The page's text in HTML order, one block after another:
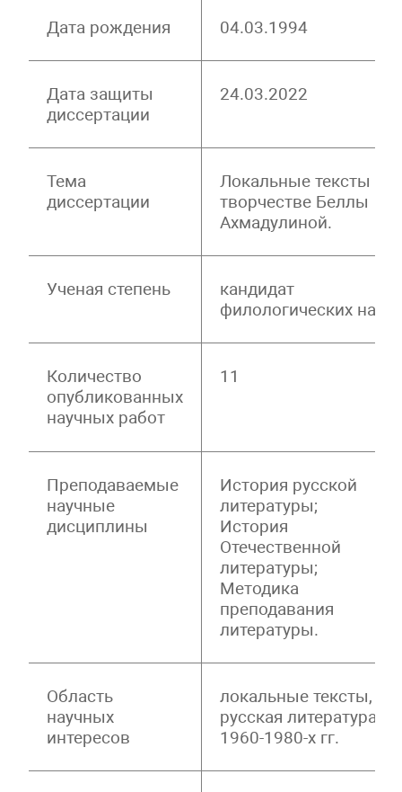
Дата рождения 04.03.1994
Дата защиты
диссертации
24.03.2022
Тема
диссертации
Локальные тексты в
творчестве Беллы
Ахмадулиной.
Ученая степень
кандидат
филологических наук
Количество
опубликованных
научных работ
11
Преподаваемые
научные
дисциплины
История русской
литературы;
История
Отечественной
литературы;
Методика
преподавания
литературы.
Область
научных
интересов
локальные тексты,
русская литература
1960-1980-х гг.